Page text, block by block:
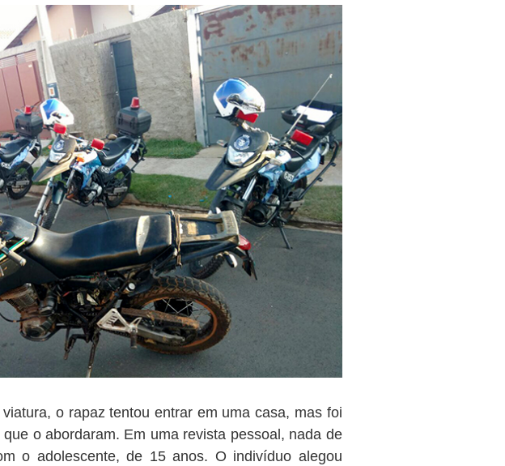
o rapaz tentou entrar em uma casa, mas foi
o abordaram. Em uma revista pessoal, nada de
o adolescente, de 15 anos. O indivíduo alegou